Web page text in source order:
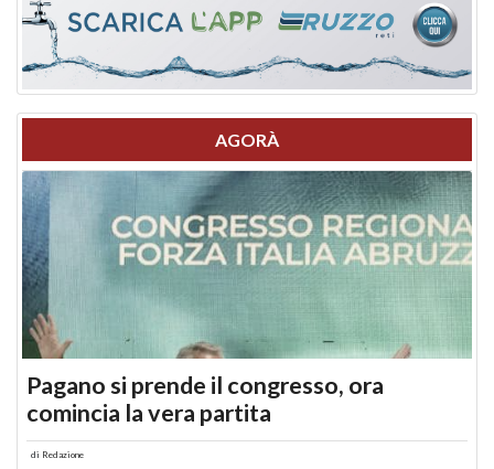
AGORÀ
Pagano si prende il congresso, ora
comincia la vera partita
di Redazione